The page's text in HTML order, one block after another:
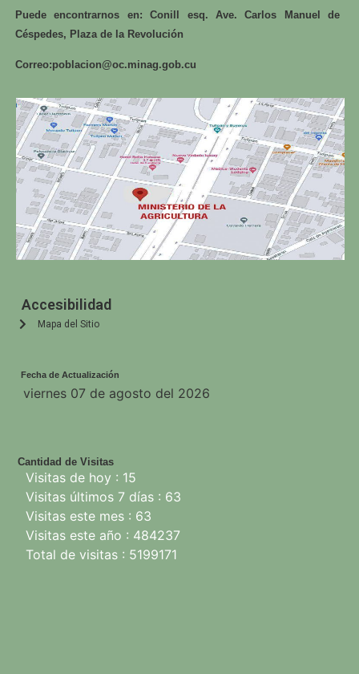
Puede encontrarnos en: Conill esq. Ave. Carlos Manuel de
Céspedes, Plaza de la Revolución
Correo:poblacion@oc.minag.gob.cu
Accesibilidad
Mapa del Sitio
Fecha de Actualización
Cantidad de Visitas
Visitas de hoy : 15
Visitas últimos 7 días : 63
Visitas este mes : 63
Visitas este año : 484237
Total de visitas : 5199171
viernes 07 de agosto del 2026